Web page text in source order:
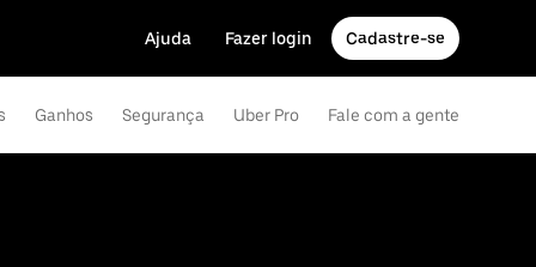
Ajuda Fazer login Cadastre-se
Ganhos Segurança Uber Pro Fale com a gente